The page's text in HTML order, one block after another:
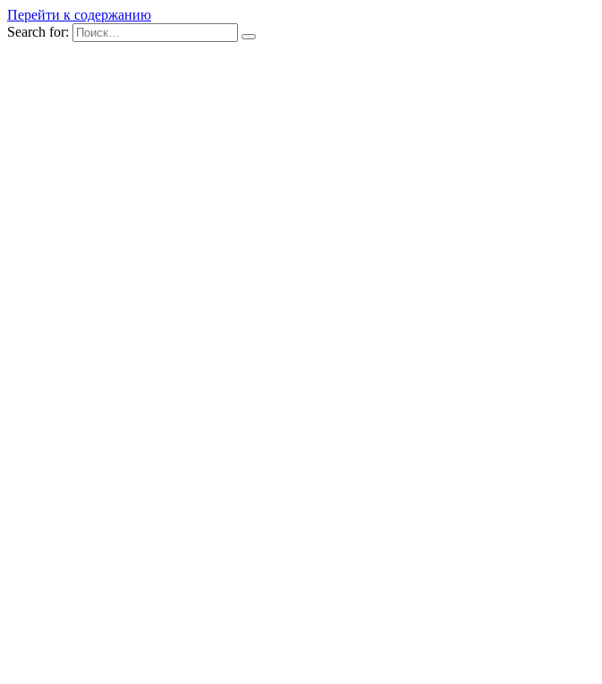
Перейти к содержанию
Search for: